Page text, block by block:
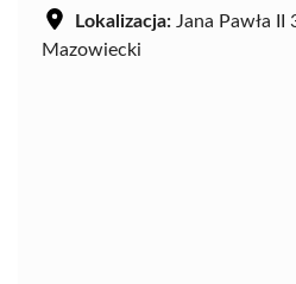
Lokalizacja: Jana Pawła
Mazowiecki